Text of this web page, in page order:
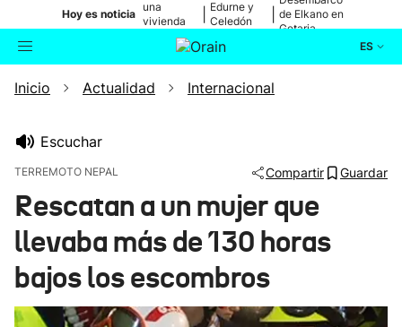
Hoy es noticia
una
vivienda
de Bilbao
Edurne y
Celedón
de Elkano en
Getaria
ES
Buscador Actualidad
Ikusmiran
Eguraldia
Inicio Actualidad Internacional
Escuchar
TERREMOTO NEPAL Compartir Guardar
Rescatan a un mujer que
llevaba más de 130 horas
bajos los escombros